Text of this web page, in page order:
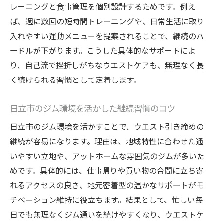
レーニングと食事管理を個別設計するためです。例え
ば、週に数回の短時間トレーニングや、日常生活に取り
入れやすい運動メニューを提案されることで、継続のハ
ードルが下がります。こうした具体的なサポートによ
り、自己流で挫折しがちなウエストケアも、無理なく長
く続けられる習慣として定着します。
日立市のジム環境を活かした継続習慣のコツ
日立市のジム環境を活かすことで、ウエスト引き締めの
継続が容易になります。理由は、地域特性に合わせた通
いやすい立地や、アットホームな雰囲気のジムが多いた
めです。具体的には、仕事帰りや買い物の合間に立ち寄
れるアクセスの良さ、地元密着型の温かなサポートがモ
チベーション維持に役立ちます。結果として、忙しい毎
日でも無理なくジム通いを続けやすくなり、ウエストケ